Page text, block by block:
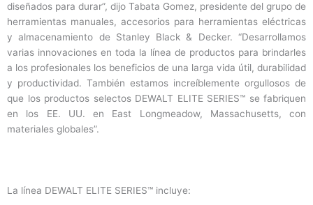
diseñados para durar”, dijo Tabata Gomez, presidente del grupo de
herramientas manuales, accesorios para herramientas eléctricas
y almacenamiento de Stanley Black & Decker. “Desarrollamos
varias innovaciones en toda la línea de productos para brindarles
a los profesionales los beneficios de una larga vida útil, durabilidad
y productividad. También estamos increíblemente orgullosos de
que los productos selectos DEWALT ELITE SERIES™ se fabriquen
en los EE. UU. en East Longmeadow, Massachusetts, con
materiales globales”.
La línea DEWALT ELITE SERIES™ incluye: